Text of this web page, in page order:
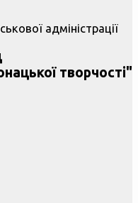
адміністрації
творчості"